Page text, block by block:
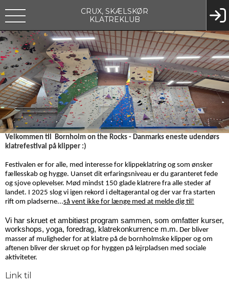
CRUX, SKÆLSKØR
KLATREKLUB
Velkommen til Bornholm on the Rocks - Danmarks eneste udendørs
klatrefestival på klipper :)
Festivalen er for alle, med interesse for klippeklatring og som ønsker
fællesskab og hygge. Uanset dit erfaringsniveau er du garanteret fede
og sjove oplevelser. Mød mindst 150 glade klatrere fra alle steder af
landet. I 2025 slog vi igen rekord i deltagerantal og der var fra starten
rift om pladserne...så vent ikke for længe med at melde dig til!
Vi har skruet et ambitiøst program sammen, som omfatter kurser,
workshops, yoga, foredrag, klatrekonkurrence m.m. Der bliver
masser af muligheder for at klatre på de bornholmske klipper og om
aftenen bliver der skruet op for hyggen på lejrpladsen med sociale
aktiviteter.
Link til